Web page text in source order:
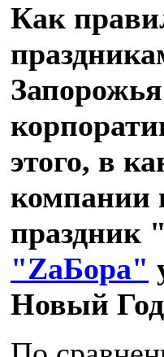
Как
этого, в
компании
праздник
"ZаБора"
Новый